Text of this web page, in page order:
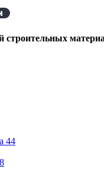
строительных
44